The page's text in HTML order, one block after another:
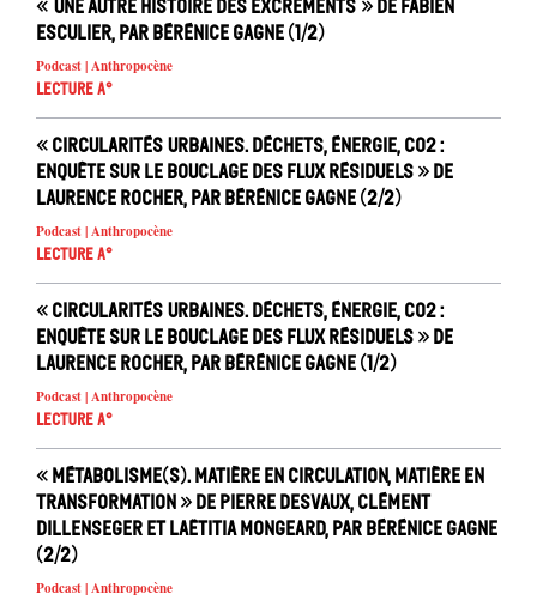
« Une autre histoire des excréments » de Fabien
Esculier, par Bérénice Gagne (1/2)
Podcast | Anthropocène
Lecture A°
« Circularités urbaines. Déchets, énergie, CO2 :
enquête sur le bouclage des flux résiduels » de
Laurence Rocher, par Bérénice Gagne (2/2)
Podcast | Anthropocène
Lecture A°
« Circularités urbaines. Déchets, énergie, CO2 :
enquête sur le bouclage des flux résiduels » de
Laurence Rocher, par Bérénice Gagne (1/2)
Podcast | Anthropocène
Lecture A°
« Métabolisme(s). Matière en circulation, matière en
transformation » de Pierre Desvaux, Clément
Dillenseger et Laëtitia Mongeard, par Bérénice Gagne
(2/2)
Podcast | Anthropocène